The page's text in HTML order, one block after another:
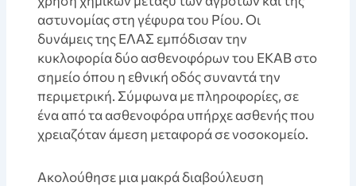
αστυνομίας στη γέφυρα του Ρίου. Οι
δυνάμεις της ΕΛΑΣ εμπόδισαν την
κυκλοφορία δύο ασθενοφόρων του ΕΚΑΒ στο
σημείο όπου η εθνική οδός συναντά την
περιμετρική. Σύμφωνα με πληροφορίες, σε
ένα από τα ασθενοφόρα υπήρχε ασθενής που
χρειαζόταν άμεση μεταφορά σε νοσοκομείο.
Ακολούθησε μια μακρά διαβούλευση